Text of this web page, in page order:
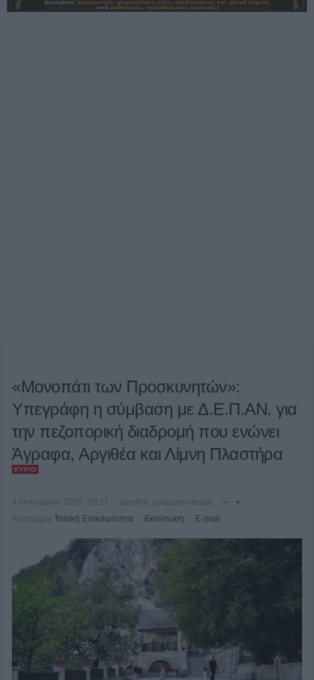
«Μονοπάτι των Προσκυνητών»:
Υπεγράφη η σύμβαση με Δ.Ε.Π.ΑΝ. για
την πεζοπορική διαδρομή που ενώνει
Άγραφα, Αργιθέα και Λίμνη Πλαστήρα
ΚΎΡΙΟ
4 Ιανουαρίου 2026, 09:11
μέγεθος γραμματοσειράς
Κατηγορία Τοπική Επικαιρότητα Εκτύπωση E-mail